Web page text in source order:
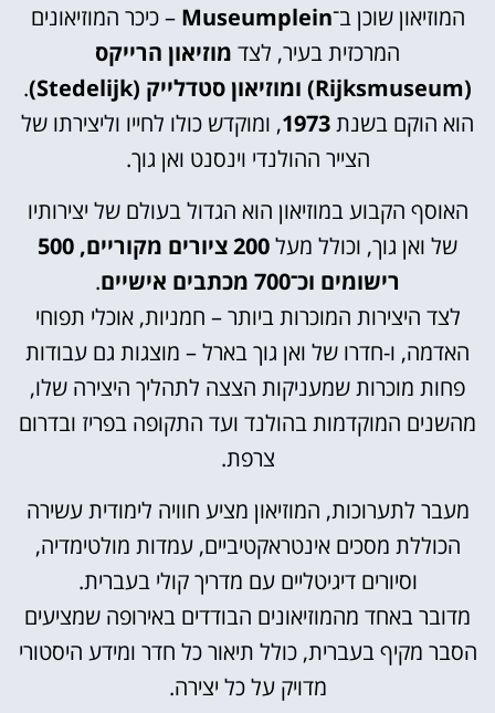
המוזיאון שוכן ב־Museumplein – כיכר המוזיאונים
המרכזית בעיר, לצד מוזיאון הרייקס
(Rijksmuseum)
ומוזיאון סטדלייק (Stedelijk)
.
הוא הוקם בשנת1973, ומוקדש כולו לחייו וליצירתו של
הצייר ההולנדי וינסנט ואן גוך.
האוסף הקבוע במוזיאון הוא הגדול בעולם של יצירותיו
של ואן גוך, וכולל מעל
200 ציורים מקוריים, 500
רישומים וכ־700 מכתבים אישיים
.
לצד היצירות המוכרות ביותר – חמניות, אוכלי תפוחי
האדמה, ו-חדרו של ואן גוך בארל – מוצגות גם עבודות
פחות מוכרות שמעניקות הצצה לתהליך היצירה שלו,
מהשנים המוקדמות בהולנד ועד התקופה בפריז ובדרום
צרפת.
מעבר לתערוכות, המוזיאון מציע חוויה לימודית עשירה
הכוללת מסכים אינטראקטיביים, עמדות מולטימדיה,
וסיורים דיגיטליים עם מדריך קולי בעברית.
מדובר באחד מהמוזיאונים הבודדים באירופה שמציעים
הסבר מקיף בעברית, כולל תיאור כל חדר ומידע היסטורי
מדויק על כל יצירה.